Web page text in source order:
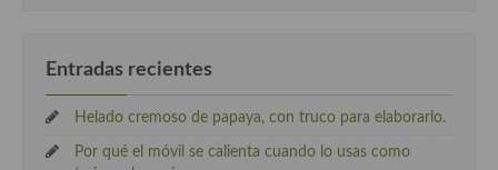
Entradas recientes
Helado cremoso de papaya, con truco para elaborarlo.
Por qué el móvil se calienta cuando lo usas como